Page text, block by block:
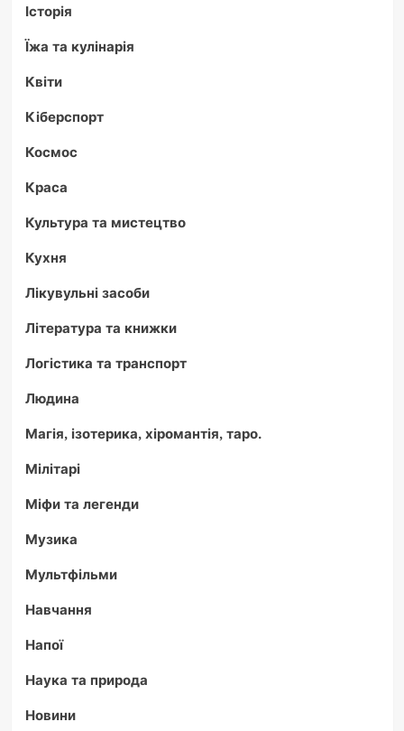
Історія
Їжа та кулінарія
Квіти
Кіберспорт
Космос
Краса
Культура та мистецтво
Кухня
Лікувульні засоби
Література та книжки
Логістика та транспорт
Людина
Магія, ізотерика, хіромантія, таро.
Мілітарі
Міфи та легенди
Музика
Мультфільми
Навчання
Напої
Наука та природа
Новини